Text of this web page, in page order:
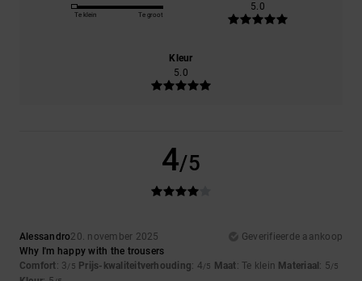
Te klein Te groot
5.0
Kleur
5.0
4/5
Alessandro20. november 2025
Geverifieerde aankoop
Why I'm happy with the trousers
Comfort: 3/5 Prijs-kwaliteitverhouding: 4/5 Maat: Te klein Materiaal : 5/5